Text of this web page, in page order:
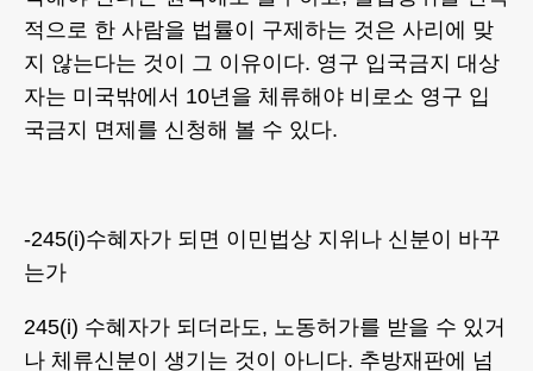
적으로 한 사람을 법률이 구제하는 것은 사리에 맞
지 않는다는 것이 그 이유이다. 영구 입국금지 대상
자는 미국밖에서 10년을 체류해야 비로소 영구 입
국금지 면제를 신청해 볼 수 있다.
-245(i)수혜자가 되면 이민법상 지위나 신분이 바꾸
는가
245(i) 수혜자가 되더라도, 노동허가를 받을 수 있거
나 체류신분이 생기는 것이 아니다. 추방재판에 넘